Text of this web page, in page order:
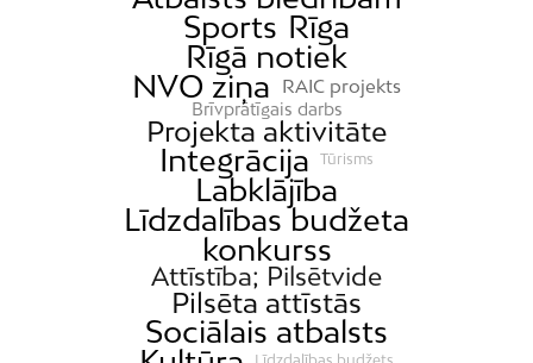
Kundziņsala
Sports Rīga
Rīgā notiek
NVO ziņa
RAIC projekts
Brīvprātīgais darbs
Projekta aktivitāte
Integrācija Tūrisms
Labklājība
Līdzdalības budžeta
konkurss
Attīstība; Pilsētvide
Pilsēta attīstās
Sociālais atbalsts